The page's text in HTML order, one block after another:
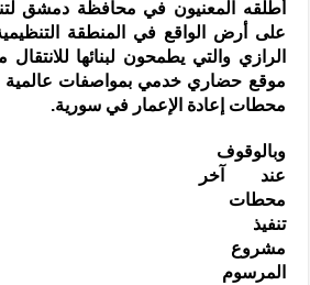
أطلقه المعنيون في محافظة دمشق
على أرض الواقع في المنطقة
الرازي والتي يطمحون لبنائها
موقع حضاري خدمي بمواصفات عالمية
محطات إعادة الإعمار في سورية.
وبالوقوف
عند آخر
محطات
تنفيذ
مشروع
المرسوم